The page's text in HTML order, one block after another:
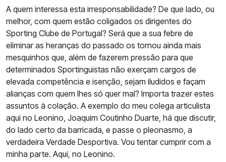
A quem interessa esta irresponsabilidade? De que lado, ou
melhor, com quem estão coligados os dirigentes do
Sporting Clube de Portugal? Será que a sua febre de
eliminar as heranças do passado os tornou ainda mais
mesquinhos que, além de fazerem pressão para que
determinados Sportinguistas não exerçam cargos de
elevada competência e isenção, sejam iludidos e façam
alianças com quem lhes só quer mal? Importa trazer estes
assuntos à colação. A exemplo do meu colega articulista
aqui no Leonino, Joaquim Coutinho Duarte, há que discutir,
do lado certo da barricada, e passe o pleonasmo, a
verdadeira Verdade Desportiva. Vou tentar cumprir com a
minha parte. Aqui, no Leonino.